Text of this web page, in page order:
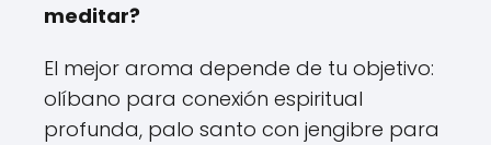
meditar?
El mejor aroma depende de tu objetivo:
olíbano para conexión espiritual
profunda, palo santo con jengibre para